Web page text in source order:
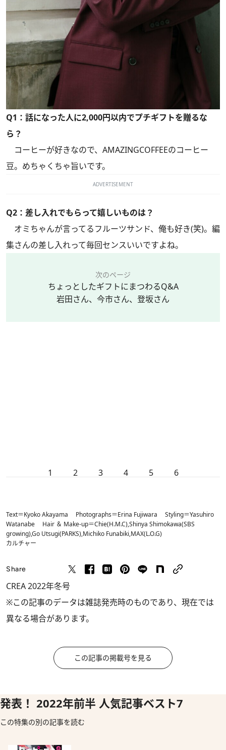
Q1：話になった人に2,000円以内でプチギフトを贈るな
ら？
コーヒーが好きなので、AMAZINGCOFFEEのコーヒー
豆。めちゃくちゃ旨いです。
ADVERTISEMENT
Q2：差し入れでもらって嬉しいものは？
オミちゃんが言ってるフルーツサンド、俺も好き(笑)。編
集さんの差し入れって毎回センスいいですよね。
次のページ
ちょっとしたギフトにまつわるQ&A
岩田さん、今市さん、登坂さん
1 2 3 4 5 6
Text＝Kyoko Akayama Photographs＝Erina Fujiwara Styling＝Yasuhiro
Watanabe Hair ＆ Make-up＝Chie(H.M.C),Shinya Shimokawa(SBS
growing),Go Utsugi(PARKS),Michiko Funabiki,MAX(L.O.G)
カルチャー
Share
CREA 2022年冬号
※この記事のデータは雑誌発売時のものであり、現在では
異なる場合があります。
この記事の掲載号を見る
発表！ 2022年前半 人気記事ベスト7
この特集の別の記事を読む